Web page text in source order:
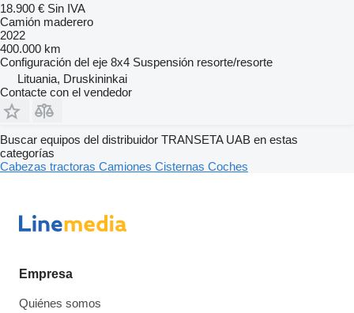
18.900 € Sin IVA
Camión maderero
2022
400.000 km
Configuración del eje 8x4 Suspensión resorte/resorte
Lituania, Druskininkai
Contacte con el vendedor
Buscar equipos del distribuidor TRANSETA UAB en estas
categorías
Cabezas tractoras Camiones Cisternas Coches
Empresa
Quiénes somos